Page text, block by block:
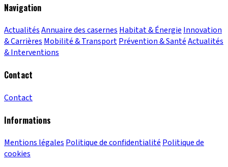
Navigation
ActualitésAnnuaire des casernes Habitat & Énergie Innovation
& Carrières Mobilité & TransportPrévention & SantéActualités
& Interventions
Contact
Contact
Informations
Mentions légales Politique de confidentialité Politique de
cookies